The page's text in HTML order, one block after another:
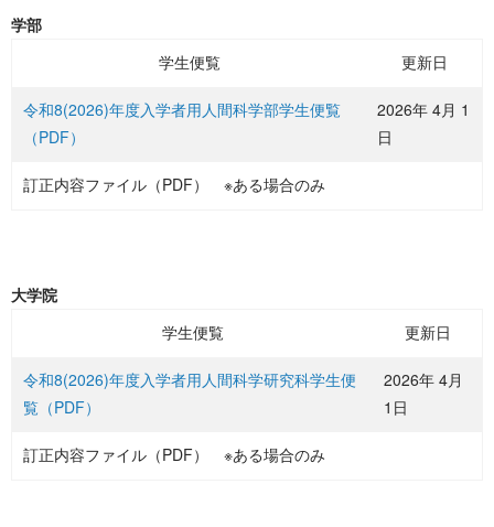
学部
学生便覧
更新日
令和8(2026)年度入学者用人間科学部学生便覧
（PDF）
2026年 4月 1
日
訂正内容ファイル（PDF） ※ある場合のみ
大学院
学生便覧
更新日
令和8(2026)年度入学者用人間科学研究科学生便
覧（PDF）
2026年 4月
1日
訂正内容ファイル（PDF） ※ある場合のみ